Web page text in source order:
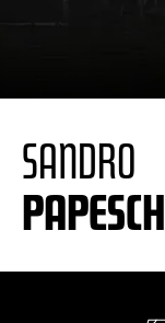
SANDRO
PAPESCH